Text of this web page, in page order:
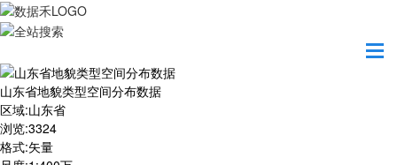
山东省地貌类型空间分布数据
区域:山东省
浏览:3324
格式:矢量